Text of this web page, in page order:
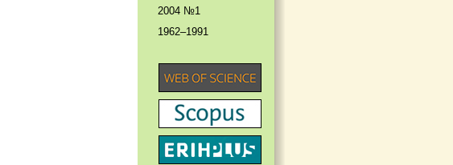
2004 №1
1962–1991